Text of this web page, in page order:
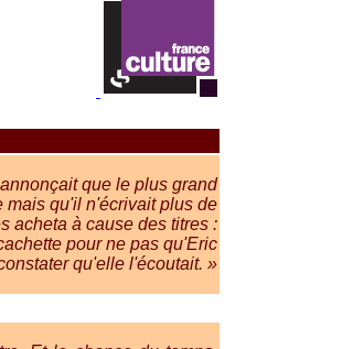
que le plus grand
mais qu'il n'écrivait plus de
acheta à cause des titres :
pour ne pas qu'Eric
qu'elle l'écoutait. »